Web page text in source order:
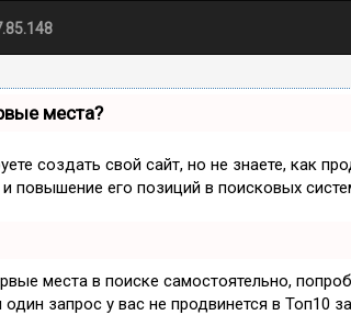
места?
создать свой сайт, но не знаете, как
повышение его позиций в поисковых
места в поиске самостоятельно,
запрос у вас не продвинется в Топ10